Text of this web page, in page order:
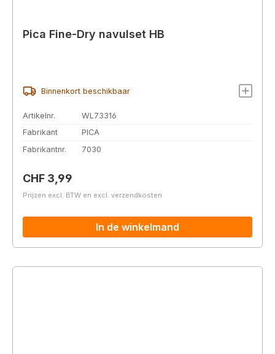
Pica Fine-Dry navulset HB
Binnenkort beschikbaar
Artikelnr.
WL73316
Fabrikant
PICA
Fabrikantnr.
7030
Normale prijs:
CHF 3,99
Prijzen excl. BTW en excl. verzendkosten
In de winkelmand